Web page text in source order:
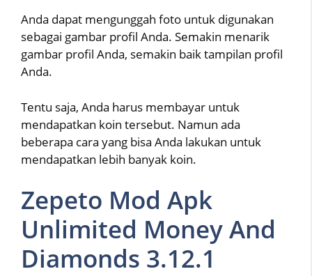
Anda dapat mengunggah foto untuk digunakan
sebagai gambar profil Anda. Semakin menarik
gambar profil Anda, semakin baik tampilan profil
Anda.
Tentu saja, Anda harus membayar untuk
mendapatkan koin tersebut. Namun ada
beberapa cara yang bisa Anda lakukan untuk
mendapatkan lebih banyak koin.
Zepeto Mod Apk
Unlimited Money And
Diamonds 3.12.1